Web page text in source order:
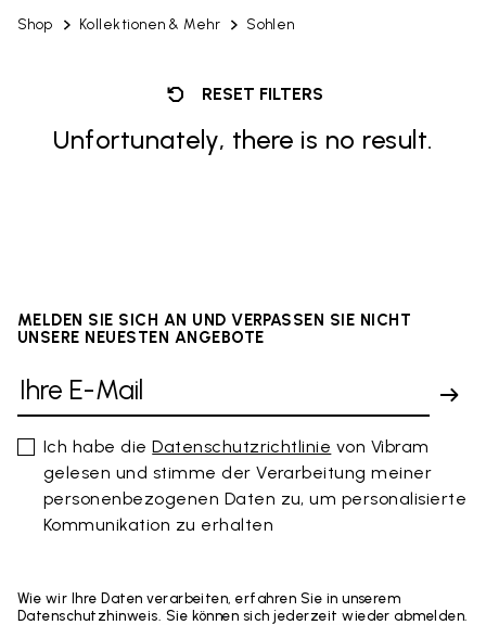
Shop Kollektionen & Mehr Sohlen
RESET FILTERS
Unfortunately, there is no result.
MELDEN SIE SICH AN UND VERPASSEN SIE NICHT
UNSERE NEUESTEN ANGEBOTE
Ich habe dieDatenschutzrichtlinie von Vibram
gelesen und stimme der Verarbeitung meiner
personenbezogenen Daten zu, um personalisierte
Kommunikation zu erhalten
Wie wir Ihre Daten verarbeiten, erfahren Sie in unserem
Datenschutzhinweis. Sie können sich jederzeit wieder abmelden.